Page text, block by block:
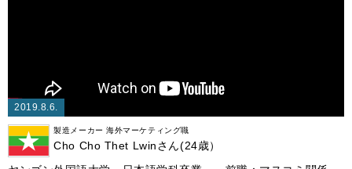
2019.8.6.
製造メーカー 海外マーケティング職
Cho Cho Thet Lwinさん(24歳）